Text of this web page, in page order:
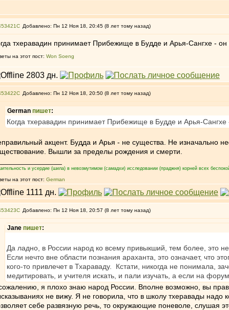
Добавлено: Пн 12 Ноя 18, 20:45 (8 лет тому назад)
тхеравадин принимает Прибежище в Будде и Арья-Сангхе -
на этот пост: Won Soeng
Добавлено: Пн 12 Ноя 18, 20:50 (8 лет тому назад)
German пишет:
Когда тхеравадин принимает Прибежище в Будде и Арья-
акцент. Будда и Арья - не существа. Не изначально
Вышли за пределы рождения и смерти.
и усердие (шила) в невозмутимом (самадхи) исследовании (праджня) корней всех
на этот пост: German
Добавлено: Пн 12 Ноя 18, 20:57 (8 лет тому назад)
Jane пишет:
Да ладно, в России народ ко всему привыкший, тем более, это
Если нечто вне области познания араханта, это означает, что
кого-то привлечет в Тхараваду. Кстати, никогда не понимала,
медитировать, и учителя искать, и пали изучать, а если на
я плохо знаю народ России. Вполне возможно, вы
не вижу. Я не говорила, что в школу тхеравады надо
себе развязную речь, то окружающие поневоле, слушая